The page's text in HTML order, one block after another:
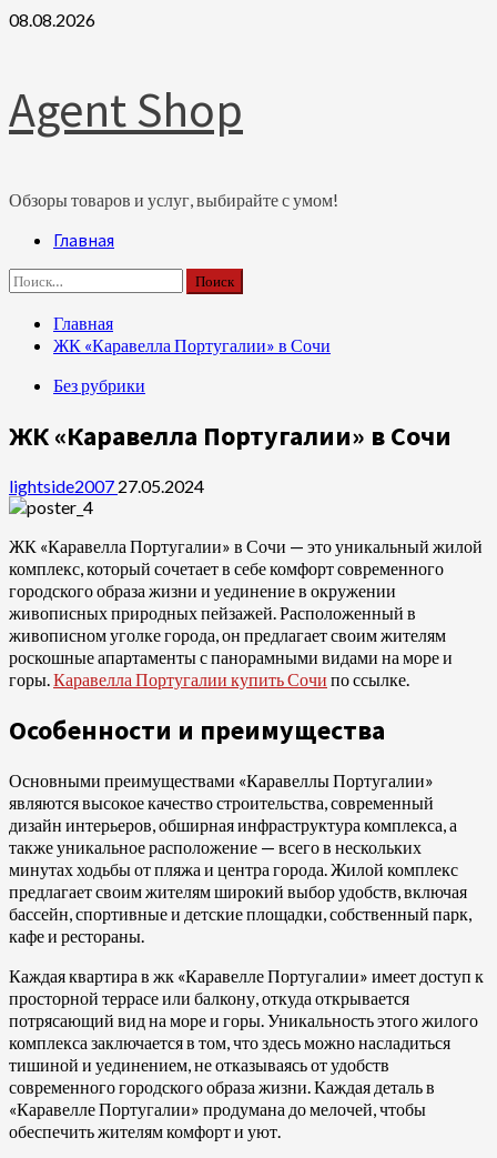
Перейти
08.08.2026
Agent Shop
Обзоры товаров и услуг, выбирайте с умом!
ОсновноеГлавная
Найти:
Главная
ЖК «Каравелла Португалии» в Сочи
Без рубрики
ЖК «Каравелла Португалии» в Сочи
lightside2007 27.05.2024
ЖК «Каравелла Португалии» в Сочи — это уникальный жилой
комплекс, который сочетает в себе комфорт современного
городского образа жизни и уединение в окружении
живописных природных пейзажей. Расположенный в
живописном уголке города, он предлагает своим жителям
роскошные апартаменты с панорамными видами на море и
горы.Каравелла Португалии купить Сочи по ссылке.
Особенности и преимущества
Основными преимуществами «Каравеллы Португалии»
являются высокое качество строительства, современный
дизайн интерьеров, обширная инфраструктура комплекса, а
также уникальное расположение — всего в нескольких
минутах ходьбы от пляжа и центра города. Жилой комплекс
предлагает своим жителям широкий выбор удобств, включая
бассейн, спортивные и детские площадки, собственный парк,
кафе и рестораны.
Каждая квартира в жк «Каравелле Португалии» имеет доступ к
просторной террасе или балкону, откуда открывается
потрясающий вид на море и горы. Уникальность этого жилого
комплекса заключается в том, что здесь можно насладиться
тишиной и уединением, не отказываясь от удобств
современного городского образа жизни. Каждая деталь в
«Каравелле Португалии» продумана до мелочей, чтобы
обеспечить жителям комфорт и уют.